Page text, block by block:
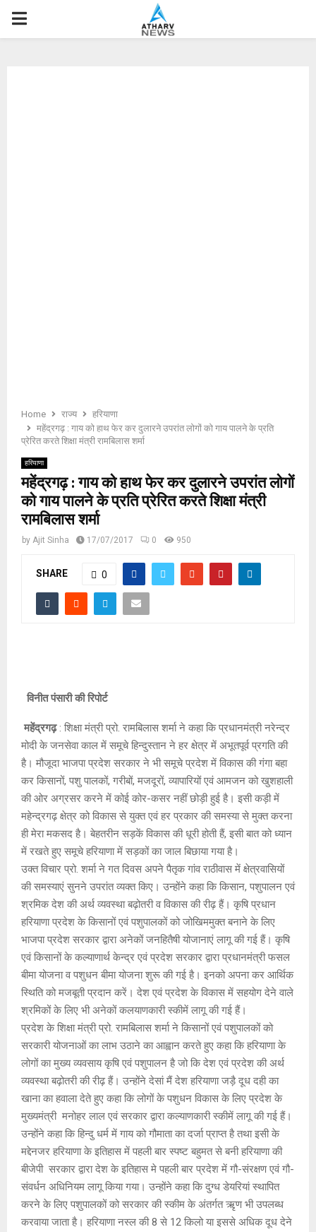
P
Home राज्य
हरियाणा
महेंद्रगढ़ : गाय को हाथ फेर कर दुलारने उपरांत लोगों को गाय पालने के प्रति
प्रेरित करते शिक्षा मंत्री रामबिलास शर्मा
हरियाणा
महेंद्रगढ़ : गाय को हाथ फेर कर दुलारने उपरांत लोगों
को गाय पालने के प्रति प्रेरित करते शिक्षा मंत्री
रामबिलास शर्मा
by Ajit Sinha 17/07/2017 0 950
SHARE 0
विनीत पंसारी की रिपोर्ट
महेंद्रगढ़: शिक्षा मंत्री प्रो. रामबिलास शर्मा ने कहा कि प्रधानमंत्री नरेन्द्र
मोदी के जनसेवा काल में समूचे हिन्दुस्तान ने हर क्षेत्र में अभूतपूर्व प्रगति की
है। मौजूदा भाजपा प्रदेश सरकार ने भी समूचे प्रदेश में विकास की गंगा बहा
कर किसानों, पशु पालकों, गरीबों, मजदूरों, व्यापारियों एवं आमजन को खुशहाली
की ओर अग्रसर करने में कोई कोर-कसर नहीं छोड़ी हुई है। इसी कड़ी में
महेन्द्रगढ़ क्षेत्र को विकास से युक्त एवं हर प्रकार की समस्या से मुक्त करना
ही मेरा मकसद है। बेहतरीन सड़कें विकास की धूरी होती हैं, इसी बात को ध्यान
में रखते हुए समूचे हरियाणा में सड़कों का जाल बिछाया गया है।
उक्त विचार प्रो. शर्मा ने गत दिवस अपने पैतृक गांव राठीवास में क्षेत्रवासियों
की समस्याएं सुनने उपरांत व्यक्त किए। उन्होंने कहा कि किसान, पशुपालन एवं
श्रमिक देश की अर्थ व्यवस्था बढ़ोतरी व विकास की रीढ़ हैं। कृषि प्रधान
हरियाणा प्रदेश के किसानों एवं पशुपालकों को जोखिममुक्त बनाने के लिए
भाजपा प्रदेश सरकार द्वारा अनेकों जनहितैषी योजानाएं लागू की गई हैं। कृषि
एवं किसानों के कल्याणार्थ केन्द्र एवं प्रदेश सरकार द्वारा प्रधानमंत्री फसल
बीमा योजना व पशुधन बीमा योजना शुरू की गई है। इनको अपना कर आर्थिक
स्थिति को मजबूती प्रदान करें। देश एवं प्रदेश के विकास में सहयोग देने वाले
श्रमिकों के लिए भी अनेकों कलयाणकारी स्कीमें लागू की गई हैं।
प्रदेश के शिक्षा मंत्री प्रो. रामबिलास शर्मा ने किसानों एवं पशुपालकों को
सरकारी योजनाओं का लाभ उठाने का आह्वान करते हुए कहा कि हरियाणा के
लोगों का मुख्य व्यवसाय कृषि एवं पशुपालन है जो कि देश एवं प्रदेश की अर्थ
व्यवस्था बढ़ोतरी की रीढ़ हैं। उन्होंने देसां मैं देश हरियाणा जड़ै दूध दही का
खाना का हवाला देते हुए कहा कि लोगों के पशुधन विकास के लिए प्रदेश के
मुख्यमंत्री मनोहर लाल एवं सरकार द्वारा कल्याणकारी स्कीमें लागू की गई हैं।
उन्होंने कहा कि हिन्दु धर्म में गाय को गौमाता का दर्जा प्राप्त है तथा इसी के
मद्देनजर हरियाणा के इतिहास में पहली बार स्पष्ट बहुमत से बनी हरियाणा की
बीजेपी सरकार द्वारा देश के इतिहास मे पहली बार प्रदेश में गौ-संरक्षण एवं गौ-
संवर्धन अधिनियम लागू किया गया। उन्होंने कहा कि दुग्ध डेयरियां स्थापित
करने के लिए पशुपालकों को सरकार की स्कीम के अंतर्गत ऋृण भी उपलब्ध
करवाया जाता है। हरियाणा नस्ल की 8 से 12 किलो या इससे अधिक दूध देने